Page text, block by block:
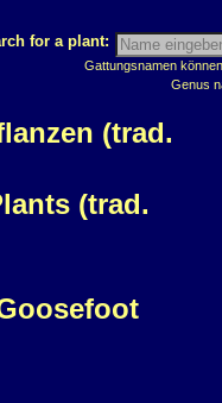
for a plant:
Gattungsnamen
Genus
(trad.
(trad.